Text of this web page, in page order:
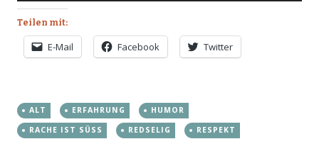
Teilen mit:
E-Mail Facebook Twitter
ALT ERFAHRUNG
HUMOR
RACHE IST SÜSS
REDSELIG RESPEKT